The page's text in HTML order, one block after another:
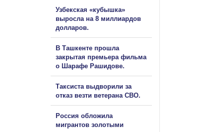
Узбекская «кубышка»
выросла на 8 миллиардов
долларов.
В Ташкенте прошла
закрытая премьера фильма
о Шарафе Рашидове.
Таксиста выдворили за
отказ везти ветерана СВО.
Россия обложила
мигрантов золотыми